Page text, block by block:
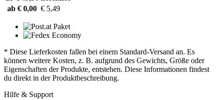
ab € 0,00 € 5,49
* Diese Lieferkosten fallen bei einem Standard-Versand an. Es
können weitere Kosten, z. B. aufgrund des Gewichts, Größe oder
Eigenschaften der Produkte, entstehen. Diese Informationen findest
du direkt in der Produktbeschreibung.
Hilfe & Support